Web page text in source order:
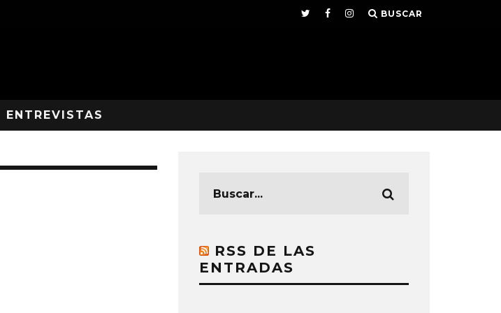
BUSCAR
ENTREVISTAS
RSS DE LAS
ENTRADAS